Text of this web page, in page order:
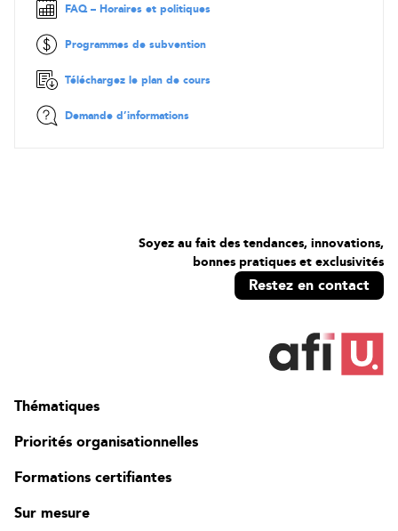
FAQ – Horaires et politiques
Programmes de subvention
Téléchargez le plan de cours
Demande d’informations
Soyez au fait des tendances, innovations,
bonnes pratiques et exclusivités
Restez en contact
Thématiques
Priorités organisationnelles
Formations certifiantes
Sur mesure